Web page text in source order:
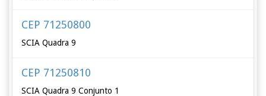
CEP 71250800
SCIA Quadra 9
CEP 71250810
SCIA Quadra 9 Conjunto 1